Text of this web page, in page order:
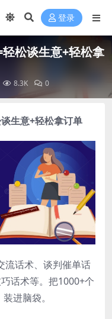
登录
松谈生意+轻松拿
8.3K 0
谈生意+轻松拿订单
流话术、谈判催单话
话术等。把1000+个
进脑袋。